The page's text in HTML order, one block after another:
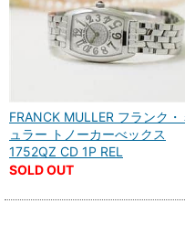
FRANCK MULLER フランク・
ュラー トノーカーべックス
1752QZ CD 1P REL
SOLD OUT